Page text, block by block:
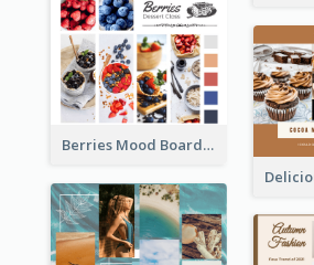
Berries Mood Board